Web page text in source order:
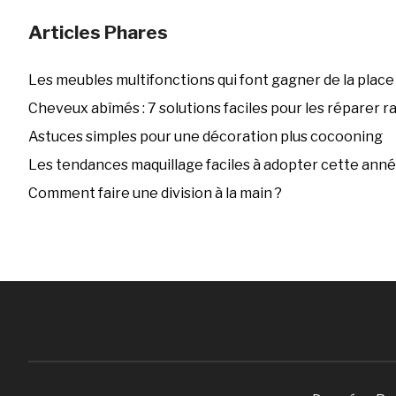
Articles Phares
Les meubles multifonctions qui font gagner de la place
Cheveux abîmés : 7 solutions faciles pour les réparer
Astuces simples pour une décoration plus cocooning
Les tendances maquillage faciles à adopter cette
Comment faire une division à la main ?